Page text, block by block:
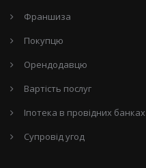
Франшиза
Покупцю
Орендодавцю
Вартість послуг
Іпотека в провідних банках
Супровід угод